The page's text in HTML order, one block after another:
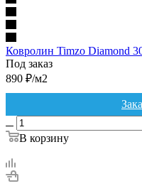
Ковролин Timzo Diamond
Под заказ
890 ₽/м2
В корзину